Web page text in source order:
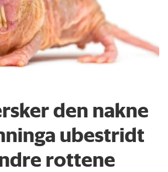
den nakne
ubestridt
rottene